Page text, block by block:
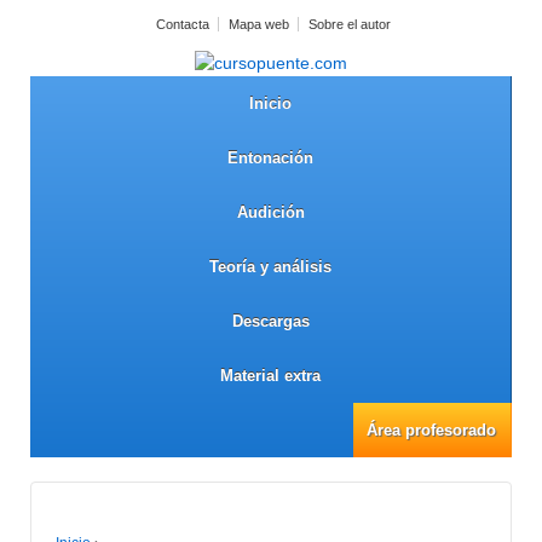
Contacta Mapa web Sobre el autor
Inicio
Entonación
Audición
Teoría y análisis
Descargas
Material extra
Área profesorado